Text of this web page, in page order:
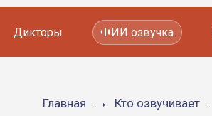
Мультфильмов
Дикторы ИИ озвучка
Главная Кто озвучивает